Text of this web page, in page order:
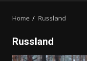
Home Russland
Russland